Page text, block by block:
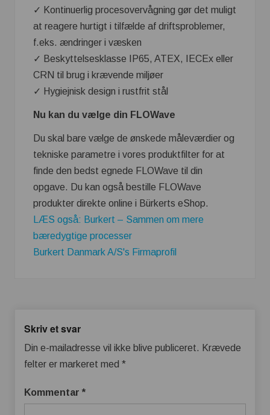
✓ Kontinuerlig procesovervågning gør det muligt
at reagere hurtigt i tilfælde af driftsproblemer,
f.eks. ændringer i væsken
✓ Beskyttelsesklasse IP65, ATEX, IECEx eller
CRN til brug i krævende miljøer
✓ Hygiejnisk design i rustfrit stål
Nu kan du vælge din FLOWave
Du skal bare vælge de ønskede måleværdier og
tekniske parametre i vores produktfilter for at
finde den bedst egnede FLOWave til din
opgave. Du kan også bestille FLOWave
produkter direkte online i Bürkerts eShop.
LÆS også: Burkert – Sammen om mere
bæredygtige processer
Burkert Danmark A/S's Firmaprofil
Skriv et svar
Din e-mailadresse vil ikke blive publiceret. Krævede
felter er markeret med *
Kommentar *